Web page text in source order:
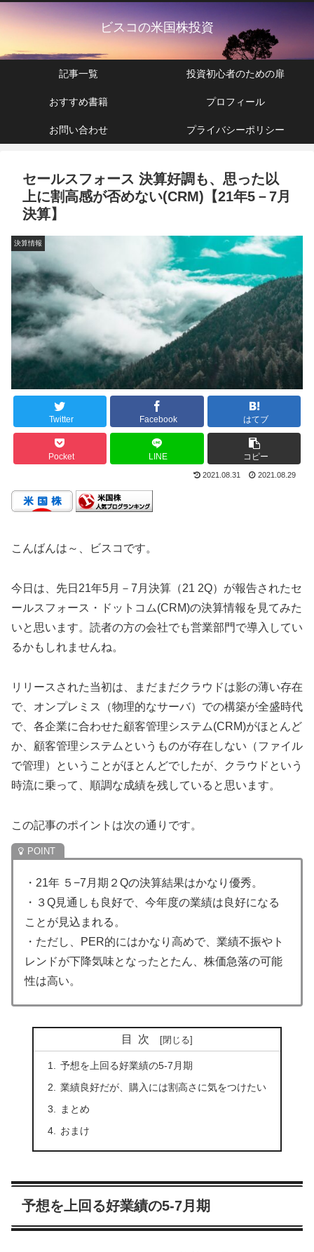
ビスコの米国株投資
記事一覧 投資初心者のための扉
おすすめ書籍 プロフィール
お問い合わせ プライバシーポリシー
セールスフォース 決算好調も、思った以
上に割高感が否めない(CRM)【21年5－7月
決算】
決算情報
Twitter Facebook はてブ
Pocket LINE コピー
2021.08.31 2021.08.29
こんばんは～、ビスコです。
今日は、先日21年5月－7月決算（21 2Q）が報告されたセ
ールスフォース・ドットコム(CRM)の決算情報を見てみた
いと思います。読者の方の会社でも営業部門で導入してい
るかもしれませんね。
リリースされた当初は、まだまだクラウドは影の薄い存在
で、オンプレミス（物理的なサーバ）での構築が全盛時代
で、各企業に合わせた顧客管理システム(CRM)がほとんど
か、顧客管理システムというものが存在しない（ファイル
で管理）ということがほとんどでしたが、クラウドという
時流に乗って、順調な成績を残していると思います。
この記事のポイントは次の通りです。
・21年 ５−7月期２Qの決算結果はかなり優秀。
・３Q見通しも良好で、今年度の業績は良好になる
ことが見込まれる。
・ただし、PER的にはかなり高めで、業績不振やト
レンドが下降気味となったとたん、株価急落の可能
性は高い。
目次
予想を上回る好業績の5-7月期
業績良好だが、購入には割高さに気をつけたい
まとめ
おまけ
予想を上回る好業績の5-7月期